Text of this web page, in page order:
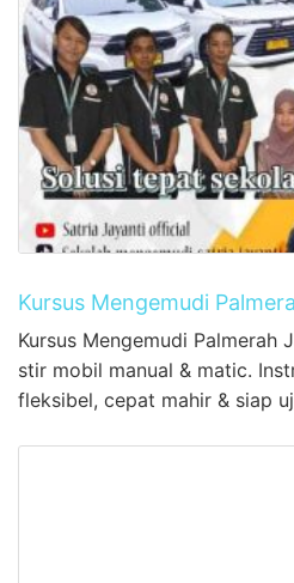
Kursus Mengemudi
Kursus Mengemudi Palmerah
stir mobil manual & matic.
fleksibel, cepat mahir & siap